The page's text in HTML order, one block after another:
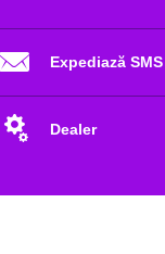
Expediază SMS
Dealer